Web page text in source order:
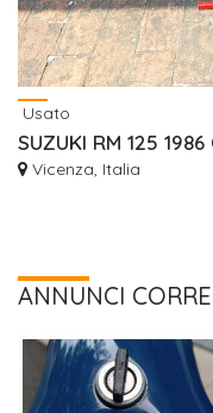
Usato
SUZUKI RM 125
Vicenza, Italia
ANNUNCI